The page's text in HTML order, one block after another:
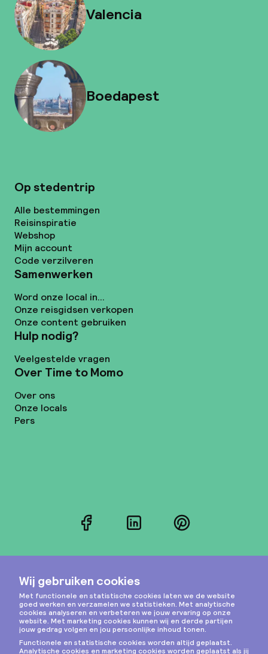
Valencia
Boedapest
Op stedentrip
Alle bestemmingen
Reisinspiratie
Webshop
Mijn account
Code verzilveren
Samenwerken
Word onze local in...
Onze reisgidsen verkopen
Onze content gebruiken
Hulp nodig?
Veelgestelde vragen
Over Time to Momo
Over ons
Onze locals
Pers
FacebookLinkedInPinterest
Instagram